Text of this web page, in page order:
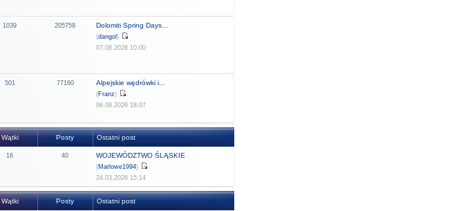
1039 205759 Dolomiti Spring Days...
(dangol)
07.08.2026 10:00
501 77160 Alpejskie wędrówki i...
(Franz)
06.08.2026 18:07
Wątki Posty Ostatni post
16 40 WOJEWÓDZTWO ŚLĄSKIE
(Marlowe1994)
24.03.2026 15:14
Wątki Posty Ostatni post